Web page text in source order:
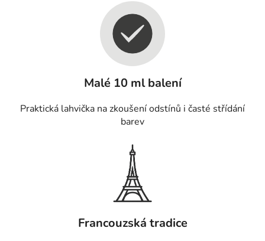
Malé 10 ml balení
Praktická lahvička na zkoušení odstínů i časté střídání
barev
Francouzská tradice